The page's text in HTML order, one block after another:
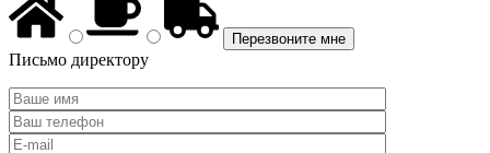
Письмо директору